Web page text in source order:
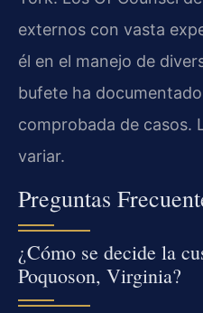
externos con vasta
él en el manejo de
bufete ha
comprobada de casos.
variar.
Preguntas
¿Cómo se decide la
Poquoson, Virginia?